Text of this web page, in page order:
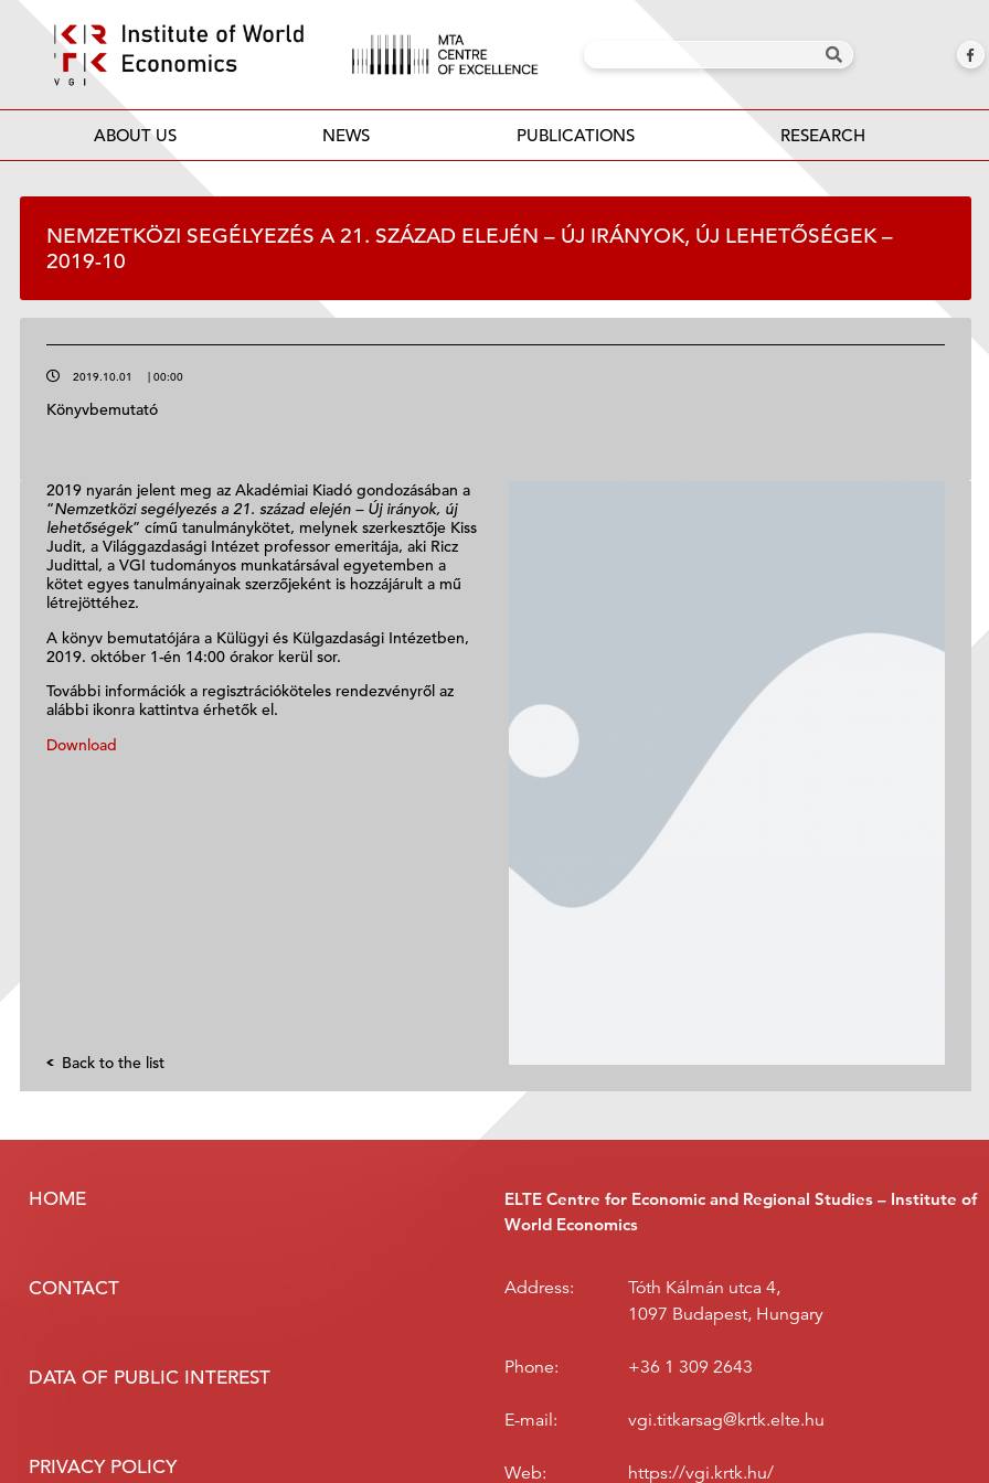
ABOUT US NEWS PUBLICATIONS RESEARCH
NEMZETKÖZI SEGÉLYEZÉS A 21. SZÁZAD ELEJÉN – ÚJ IRÁNYOK, ÚJ LEHETŐSÉGEK –
2019-10
2019.10.01 | 00:00
Könyvbemutató
2019 nyarán jelent meg az Akadémiai Kiadó gondozásában a
“Nemzetközi segélyezés a 21. század elején – Új irányok, új
lehetőségek” című tanulmánykötet, melynek szerkesztője Kiss
Judit, a Világgazdasági Intézet professor emeritája, aki Ricz
Judittal, a VGI tudományos munkatársával egyetemben a
kötet egyes tanulmányainak szerzőjeként is hozzájárult a mű
létrejöttéhez.
A könyv bemutatójára a Külügyi és Külgazdasági Intézetben,
2019. október 1-én 14:00 órakor kerül sor.
További információk a regisztrációköteles rendezvényről az
alábbi ikonra kattintva érhetők el.
Download
Back to the list
HOME
CONTACT
DATA OF PUBLIC INTEREST
PRIVACY POLICY
ELTE Centre for Economic and Regional Studies – Institute of
World Economics
Address:
Tóth Kálmán utca 4,
1097 Budapest, Hungary
Phone: +36 1 309 2643
E-mail: vgi.titkarsag@krtk.elte.hu
Web: https://vgi.krtk.hu/